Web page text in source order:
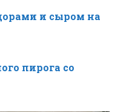
и сыром на
пирога со